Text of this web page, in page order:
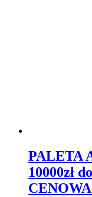
PALETA
10000zł